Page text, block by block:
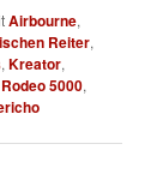
Airbourne,
Reiter,
,Kreator,
Rodeo 5000,